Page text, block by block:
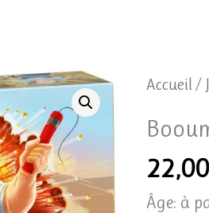
Accueil/
Âge: à
quantité
Booum
!